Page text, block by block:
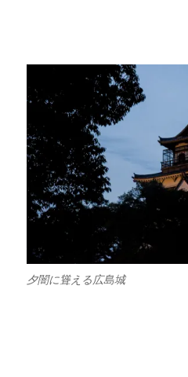
夕闇に聳える広島城